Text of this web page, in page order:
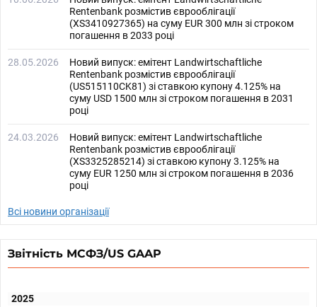
Rentenbank розмістив єврооблігації
(XS3410927365) на суму EUR 300 млн зі строком
погашення в 2033 році
28.05.2026
Новий випуск: емітент Landwirtschaftliche
Rentenbank розмістив єврооблігації
(US515110CK81) зі ставкою купону 4.125% на
суму USD 1500 млн зі строком погашення в 2031
році
24.03.2026
Новий випуск: емітент Landwirtschaftliche
Rentenbank розмістив єврооблігації
(XS3325285214) зі ставкою купону 3.125% на
суму EUR 1250 млн зі строком погашення в 2036
році
Всі новини організації
Звітність МСФЗ/US GAAP
2025